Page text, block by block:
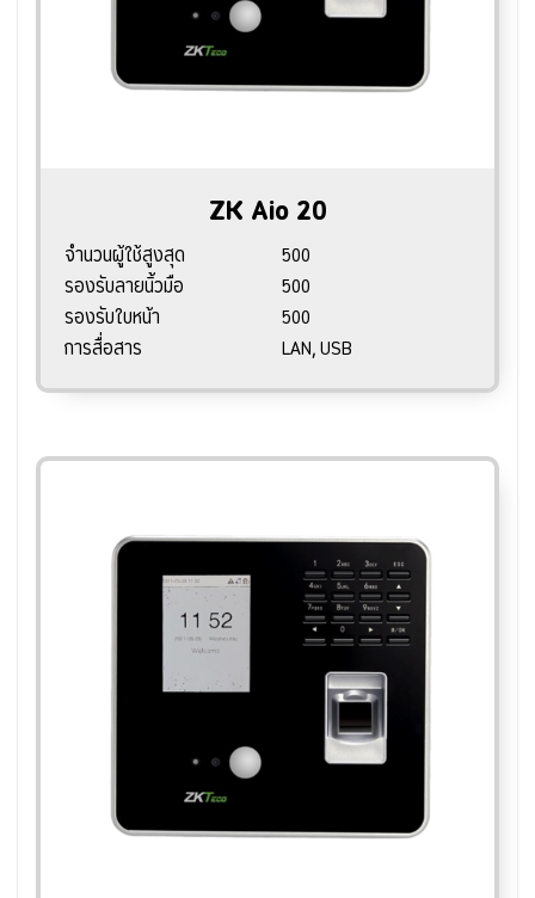
ZK Aio 20
จำนวนผู้ใช้สูงสุด
500
รองรับลายนิ้วมือ
500
รองรับใบหน้า
500
การสื่อสาร
LAN, USB